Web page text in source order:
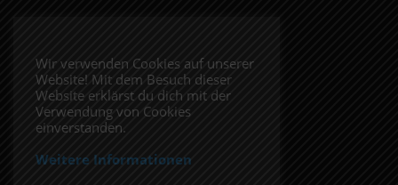
Impressum
Datenschutzerklärung
Folge uns
Wir verwenden Cookies auf unserer
Website! Mit dem Besuch dieser
Website erklärst du dich mit der
Verwendung von Cookies
einverstanden.
Weitere Informationen